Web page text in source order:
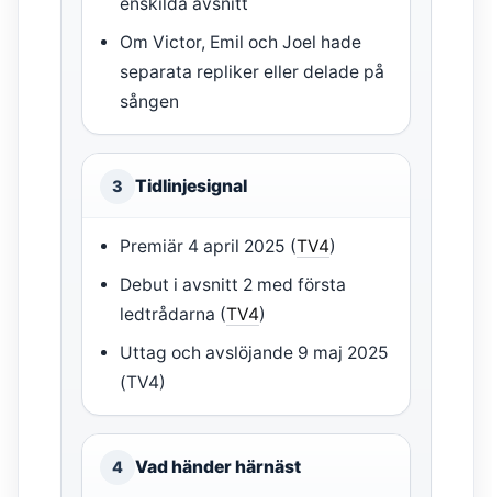
Om Victor, Emil och Joel hade
separata repliker eller delade på
sången
3 Tidlinjesignal
Premiär 4 april 2025 (TV4)
Debut i avsnitt 2 med första
ledtrådarna (TV4)
Uttag och avslöjande 9 maj 2025
(TV4)
4 Vad händer härnäst